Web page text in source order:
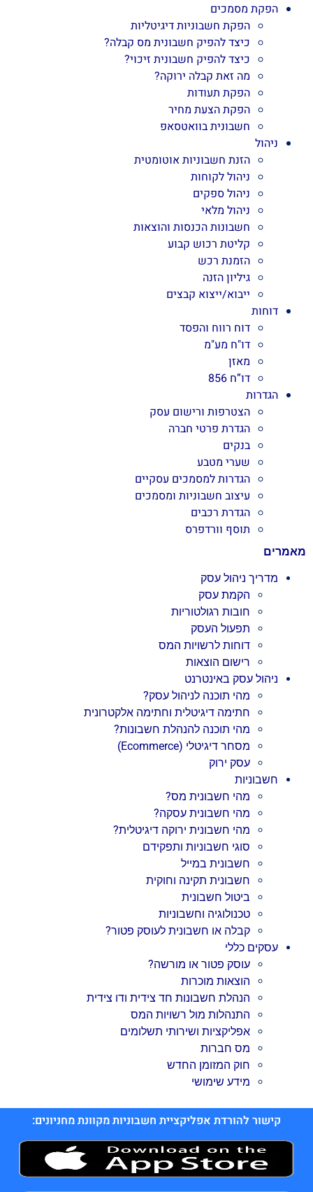
הפקת מסמכים
הפקת חשבוניות דיגיטליות
כיצד להפיק חשבונית מס קבלה?
כיצד להפיק חשבונית זיכוי?
מה זאת קבלה ירוקה?
הפקת תעודות
הפקת הצעת מחיר
חשבונית בוואטסאפ
ניהול
הזנת חשבוניות אוטומטית
ניהול לקוחות
ניהול ספקים
ניהול מלאי
חשבונות הכנסות והוצאות
קליטת רכוש קבוע
הזמנת רכש
גיליון הזנה
ייבוא/ייצוא קבצים
דוחות
דוח רווח והפסד
דו"ח מע"מ
מאזן
דו”ח 856
הגדרות
הצטרפות ורישום עסק
הגדרת פרטי חברה
בנקים
שערי מטבע
הגדרות למסמכים עסקיים
עיצוב חשבוניות ומסמכים
הגדרת רכבים
תוסף וורדפרס
מאמרים
מדריך ניהול עסק
הקמת עסק
חובות רגולטוריות
תפעול העסק
דוחות לרשויות המס
רישום הוצאות
ניהול עסק באינטרנט
מהי תוכנה לניהול עסק?
חתימה דיגיטלית וחתימה אלקטרונית
מהי תוכנה להנהלת חשבונות?
מסחר דיגיטלי (Ecommerce)
עסק ירוק
חשבוניות
מהי חשבונית מס?
מהי חשבונית עסקה?
מהי חשבונית ירוקה דיגיטלית?
סוגי חשבוניות ותפקידם
חשבונית במייל
חשבונית תקינה וחוקית
ביטול חשבונית
טכנולוגיה וחשבוניות
קבלה או חשבונית לעוסק פטור?
עסקים כללי
עוסק פטור או מורשה?
הוצאות מוכרות
הנהלת חשבונות חד צידית ודו צידית
התנהלות מול רשויות המס
אפליקציות ושירותי תשלומים
מס חברות
חוק המזומן החדש
מידע שימושי
קישור להורדת אפליקציית חשבוניות מקוונת מחניונים: